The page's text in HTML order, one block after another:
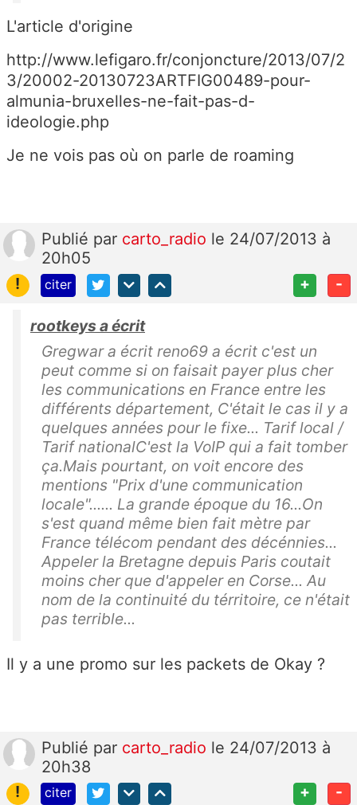
L'article d'origine
http://www.lefigaro.fr/conjoncture/2013/07/2
3/20002-20130723ARTFIG00489-pour-
almunia-bruxelles-ne-fait-pas-d-
ideologie.php
Je ne vois pas où on parle de roaming
Publié par carto_radio le 24/07/2013 à
20h05
!
citer + -
rootkeys a écrit
Gregwar a écrit reno69 a écrit c'est un
peut comme si on faisait payer plus cher
les communications en France entre les
différents département, C'était le cas il y a
quelques années pour le fixe... Tarif local /
Tarif nationalC'est la VoIP qui a fait tomber
ça.Mais pourtant, on voit encore des
mentions "Prix d'une communication
locale"...... La grande époque du 16...On
s'est quand même bien fait mètre par
France télécom pendant des décénnies...
Appeler la Bretagne depuis Paris coutait
moins cher que d'appeler en Corse... Au
nom de la continuité du térritoire, ce n'était
pas terrible...
Il y a une promo sur les packets de Okay ?
Publié par carto_radio le 24/07/2013 à
20h38
!
citer + -